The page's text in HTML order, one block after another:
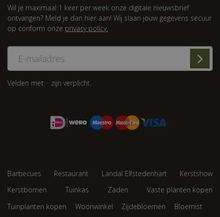
Wil je maximaal 1 keer per week onze digitale nieuwsbrief
ontvangen? Meld je dan hier aan! Wij slaan jouw gegevens secuur
op conform onze privacy policy.
Velden met * zijn verplicht.
Barbecues Restaurant Landal Elfstedenhart
Kerstshow
Kerstbomen
Tuinkas Zaden
Vaste planten kopen
Tuinplanten kopen
Woonwinkel Zijdebloemen Bloemist